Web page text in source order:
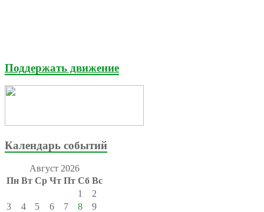
Поддержать движение
Календарь событий
Август 2026
Пн Вт Ср Чт Пт Сб Вс
1
2
3
4 5 6 7 8
9